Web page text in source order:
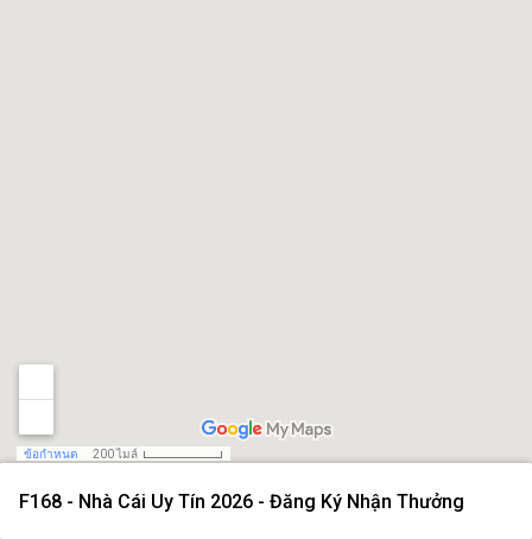
F168 - Nhà Cái Uy Tín 2026 - Đăng Ký Nhận Thưởng
ข้อกำหนด 200 ไมล์